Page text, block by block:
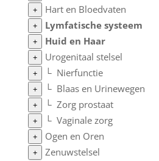
+ Hart en Bloedvaten
+ Lymfatische systeem
+ Huid en Haar
+ Urogenitaal stelsel
+ └ Nierfunctie
+ └ Blaas en Urinewegen
+ └ Zorg prostaat
+ └ Vaginale zorg
+ Ogen en Oren
+ Zenuwstelsel